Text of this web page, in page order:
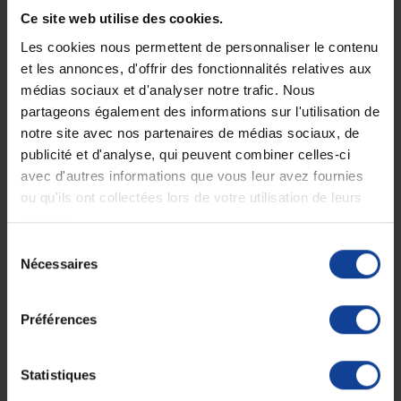
Ce site web utilise des cookies.
Les cookies nous permettent de personnaliser le contenu
et les annonces, d'offrir des fonctionnalités relatives aux
médias sociaux et d'analyser notre trafic. Nous
partageons également des informations sur l'utilisation de
notre site avec nos partenaires de médias sociaux, de
publicité et d'analyse, qui peuvent combiner celles-ci
avec d'autres informations que vous leur avez fournies
ou qu'ils ont collectées lors de votre utilisation de leurs
services.
Nécessaires
Préférences
Statistiques
•Capacité maximale : 1000 ml.
Composition :
Matière : polyéthylène.
•Sans latex.
•Sans phtalates.
•Conditions de stockage : conserver dans un endroit frais et sec.
Stérilisation :
•Le produit est toujours fourni non stérile
Ne pas stériliser à chaud, par autoclave ou par rayonnement.
• Ne convient pas à une stérilisation.
•Vider l’urinal immédiatement après usage.
•Désinfecter selon les normes en vigueur (nationales et
Non compatible avec une stérilisation par autoclave.